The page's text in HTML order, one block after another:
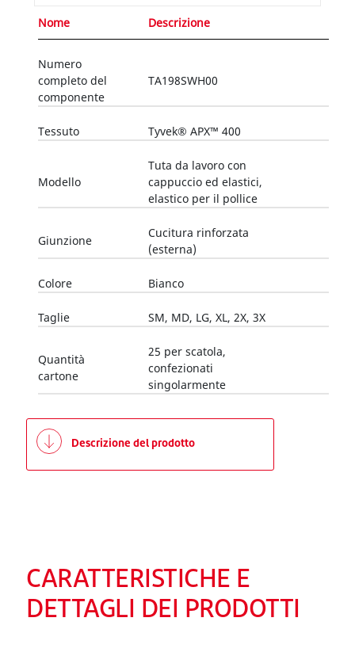
Nome Descrizione
Numero
completo del
componente
TA198SWH00
Tessuto Tyvek® APX™ 400
Modello
Tuta da lavoro con
cappuccio ed elastici,
elastico per il pollice
Giunzione
Cucitura rinforzata
(esterna)
Colore Bianco
Taglie SM, MD, LG, XL, 2X, 3X
Quantità
cartone
25 per scatola,
confezionati
singolarmente
Descrizione del prodotto
CARATTERISTICHE E
DETTAGLI DEI PRODOTTI